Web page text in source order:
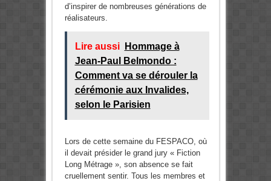
d’inspirer de nombreuses générations de
réalisateurs.
Lire aussi
Hommage à
Jean-Paul Belmondo :
Comment va se dérouler la
cérémonie aux Invalides,
selon le Parisien
Lors de cette semaine du FESPACO, où
il devait présider le grand jury « Fiction
Long Métrage », son absence se fait
cruellement sentir. Tous les membres et